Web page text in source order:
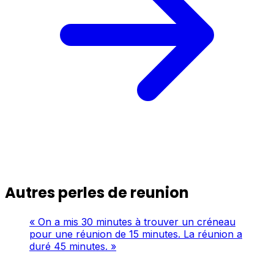
Autres perles de reunion
« On a mis 30 minutes à trouver un créneau
pour une réunion de 15 minutes. La réunion a
duré 45 minutes. »